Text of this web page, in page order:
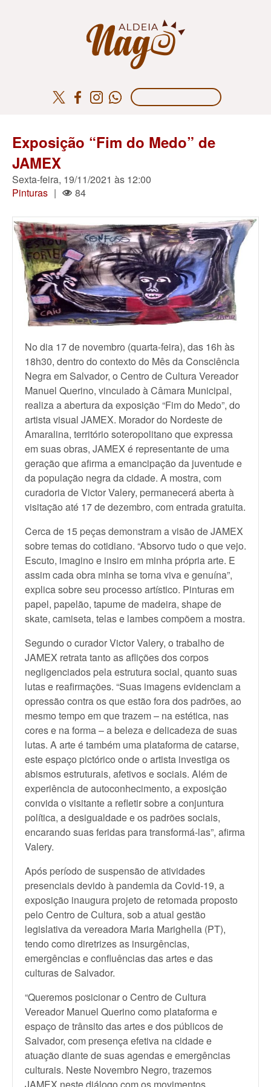
Exposição “Fim do Medo” de
JAMEX
Sexta-feira, 19/11/2021 às 12:00
Pinturas | 84
No dia 17 de novembro (quarta-feira), das 16h às
18h30, dentro do contexto do Mês da Consciência
Negra em Salvador, o Centro de Cultura Vereador
Manuel Querino, vinculado à Câmara Municipal,
realiza a abertura da exposição “Fim do Medo”, do
artista visual JAMEX. Morador do Nordeste de
Amaralina, território soteropolitano que expressa
em suas obras, JAMEX é representante de uma
geração que afirma a emancipação da juventude e
da população negra da cidade. A mostra, com
curadoria de Victor Valery, permanecerá aberta à
visitação até 17 de dezembro, com entrada gratuita.
Cerca de 15 peças demonstram a visão de JAMEX
sobre temas do cotidiano. “Absorvo tudo o que vejo.
Escuto, imagino e insiro em minha própria arte. E
assim cada obra minha se torna viva e genuína”,
explica sobre seu processo artístico. Pinturas em
papel, papelão, tapume de madeira, shape de
skate, camiseta, telas e lambes compõem a mostra.
Segundo o curador Victor Valery, o trabalho de
JAMEX retrata tanto as aflições dos corpos
negligenciados pela estrutura social, quanto suas
lutas e reafirmações. “Suas imagens evidenciam a
opressão contra os que estão fora dos padrões, ao
mesmo tempo em que trazem – na estética, nas
cores e na forma – a beleza e delicadeza de suas
lutas. A arte é também uma plataforma de catarse,
este espaço pictórico onde o artista investiga os
abismos estruturais, afetivos e sociais. Além de
experiência de autoconhecimento, a exposição
convida o visitante a refletir sobre a conjuntura
política, a desigualdade e os padrões sociais,
encarando suas feridas para transformá-las”, afirma
Valery.
Após período de suspensão de atividades
presenciais devido à pandemia da Covid-19, a
exposição inaugura projeto de retomada proposto
pelo Centro de Cultura, sob a atual gestão
legislativa da vereadora Maria Marighella (PT),
tendo como diretrizes as insurgências,
emergências e confluências das artes e das
culturas de Salvador.
“Queremos posicionar o Centro de Cultura
Vereador Manuel Querino como plataforma e
espaço de trânsito das artes e dos públicos de
Salvador, com presença efetiva na cidade e
atuação diante de suas agendas e emergências
culturais. Neste Novembro Negro, trazemos